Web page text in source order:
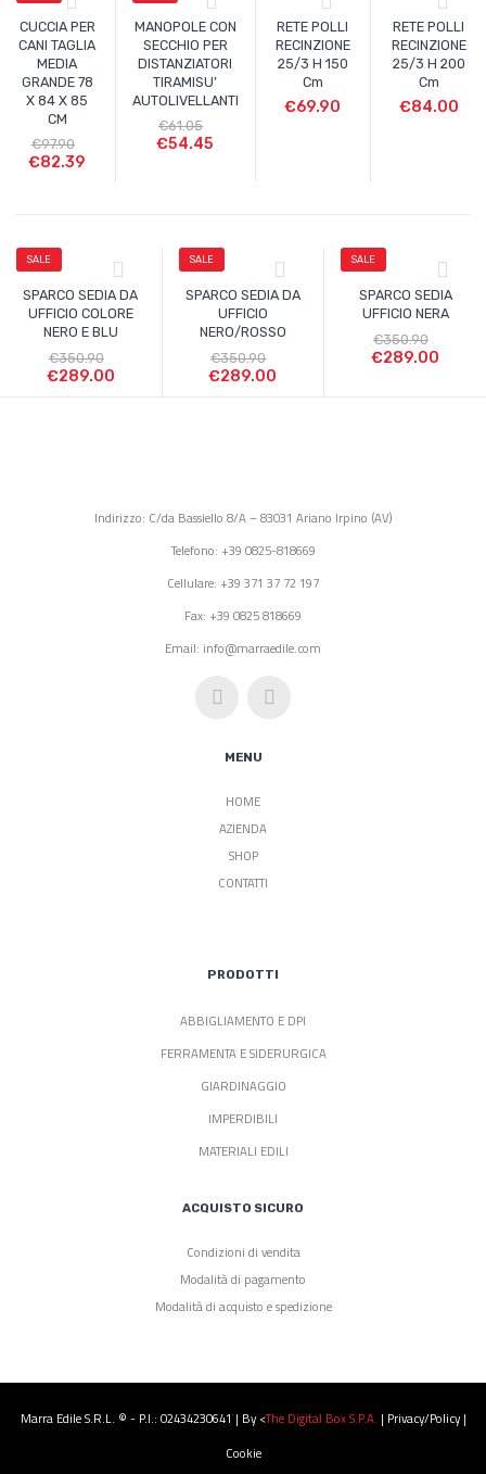
CUCCIA PER
CANI TAGLIA
MEDIA
GRANDE 78
X 84 X 85
CM
€97.90
€82.39
MANOPOLE CON
SECCHIO PER
DISTANZIATORI
TIRAMISU’
AUTOLIVELLANTI
€61.05
€54.45
RETE POLLI
RECINZIONE
25/3 H 150
Cm
€69.90
RETE POLLI
RECINZIONE
25/3 H 200
Cm
€84.00
SALE
SPARCO SEDIA DA
UFFICIO COLORE
NERO E BLU
€350.90
€289.00
SALE
SPARCO SEDIA DA
UFFICIO
NERO/ROSSO
€350.90
€289.00
SALE
SPARCO SEDIA
UFFICIO NERA
€350.90
€289.00
Indirizzo: C/da Bassiello 8/A – 83031 Ariano Irpino (AV)
Telefono: +39 0825-818669
Cellulare: +39 371 37 72 197
Fax: +39 0825 818669
Email: info@marraedile.com
MENU
HOME
AZIENDA
SHOP
CONTATTI
PRODOTTI
ABBIGLIAMENTO E DPI
FERRAMENTA E SIDERURGICA
GIARDINAGGIO
IMPERDIBILI
MATERIALI EDILI
ACQUISTO SICURO
Condizioni di vendita
Modalità di pagamento
Modalità di acquisto e spedizione
Marra Edile S.r.l. © - P.I.: 02434230641 | By <The Digital Box S.p.a. | Privacy/Policy|
Cookie